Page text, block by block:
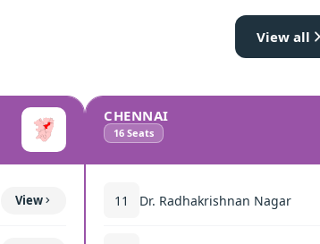
View all
View
CHENNAI
16 Seats
11 Dr. Radhakrishnan Nagar